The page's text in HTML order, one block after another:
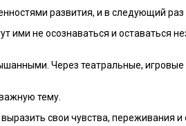
развития, и в следующий
ими не осознаваться и
Через театральные, игровые
тему.
свои чувства, переживания и